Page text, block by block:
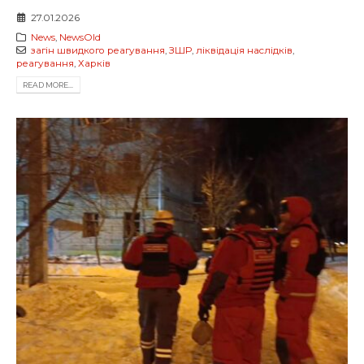
27.01.2026
News, NewsOld
загін швидкого реагування, ЗШР, ліквідація наслідків,
реагування, Харків
READ MORE...